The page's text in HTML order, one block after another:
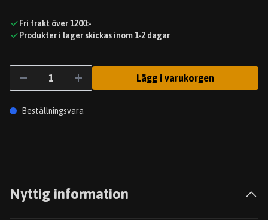
Fri frakt över 1200:-
Produkter i lager skickas inom 1-2 dagar
Lägg i varukorgen
Beställningsvara
Nyttig information